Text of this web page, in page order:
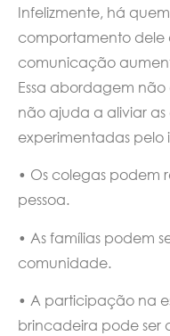
Infelizmente, há
comportamento dele
comunicação
Essa abordagem
não ajuda a aliviar
experimentadas pelo
• Os colegas podem
pessoa.
• As famílias podem
comunidade.
• A participação na
brincadeira pode ser